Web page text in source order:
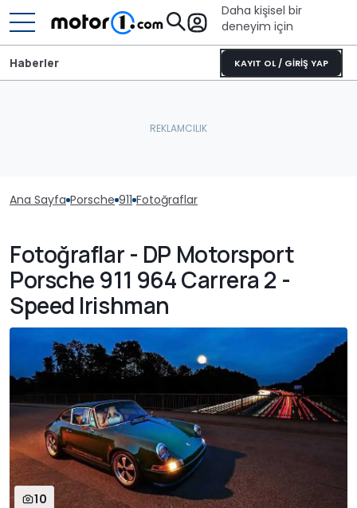
Daha kişisel bir
deneyim için
KAYIT OL / GİRİŞ YAP
Haberler
Ana Sayfa Porsche 911 Fotoğraflar
Fotoğraflar - DP Motorsport
Porsche 911 964 Carrera 2 -
Speed Irishman
10